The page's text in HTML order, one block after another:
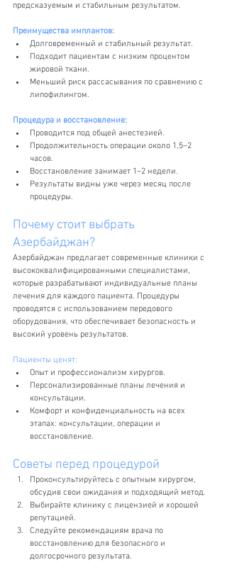
предсказуемым и стабильным результатом.
Преимущества имплантов:
Долговременный и стабильный результат.
Подходит пациентам с низким процентом
жировой ткани.
Меньший риск рассасывания по сравнению с
липофилингом.
Процедура и восстановление:
Проводится под общей анестезией.
Продолжительность операции около 1,5–2
часов.
Восстановление занимает 1–2 недели.
Результаты видны уже через месяц после
процедуры.
Почему стоит выбрать
Азербайджан?
Азербайджан предлагает современные клиники с
высококвалифицированными специалистами,
которые разрабатывают индивидуальные планы
лечения для каждого пациента. Процедуры
проводятся с использованием передового
оборудования, что обеспечивает безопасность и
высокий уровень результатов.
Пациенты ценят:
Опыт и профессионализм хирургов.
Персонализированные планы лечения и
консультации.
Комфорт и конфиденциальность на всех
этапах: консультации, операции и
восстановление.
Советы перед процедурой
Проконсультируйтесь с опытным хирургом,
обсудив свои ожидания и подходящий метод.
Выбирайте клинику с лицензией и хорошей
репутацией.
Следуйте рекомендациям врача по
восстановлению для безопасного и
долгосрочного результата.